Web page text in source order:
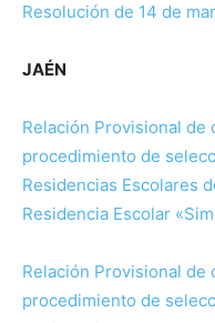
Resolución de 14 de
JAÉN
Relación Provisional de
procedimiento de
Residencias Escolares
Residencia Escolar
Relación Provisional de
procedimiento de